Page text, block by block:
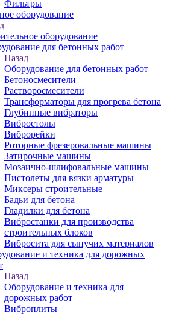
Фильтры
оборудование
оборудование
для бетонных работ
Назад
Оборудование для бетонных работ
Бетоносмесители
Растворосмесители
Трансформаторы для прогрева бетона
Глубинные вибраторы
Вибростолы
Виброрейки
Роторные фрезеровальные машины
Затирочные машины
Мозаично-шлифовальные машины
Пистолеты для вязки арматуры
Миксеры строительные
Бадьи для бетона
Гладилки для бетона
Вибростанки для производства
строительных блоков
Вибросита для сыпучих материалов
и техника для дорожных
Назад
Оборудование и техника для
дорожных работ
Виброплиты